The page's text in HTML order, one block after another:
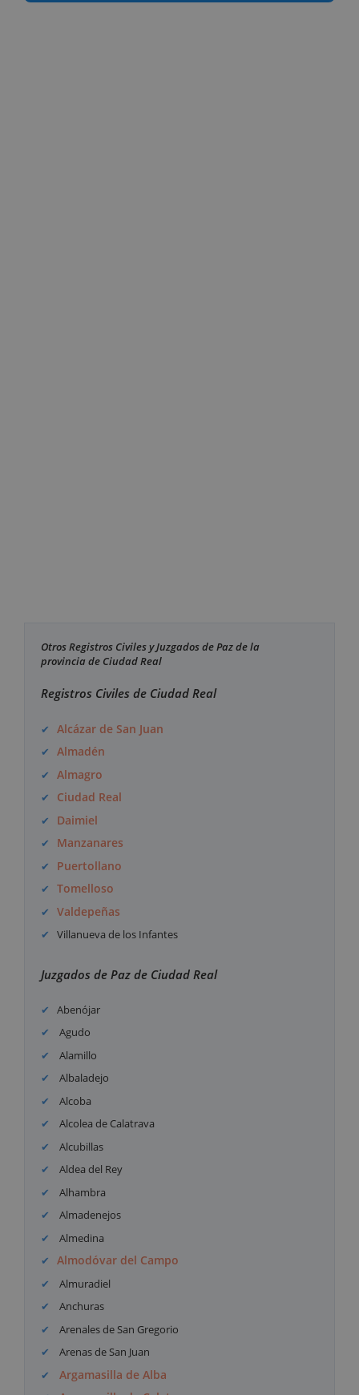
Otros Registros Civiles y Juzgados de Paz de la
provincia de Ciudad Real
Registros Civiles de Ciudad Real
Alcázar de San Juan
Almadén
Almagro
Ciudad Real
Daimiel
Manzanares
Puertollano
Tomelloso
Valdepeñas
Villanueva de los Infantes
Juzgados de Paz de Ciudad Real
Abenójar
Agudo
Alamillo
Albaladejo
Alcoba
Alcolea de Calatrava
Alcubillas
Aldea del Rey
Alhambra
Almadenejos
Almedina
Almodóvar del Campo
Almuradiel
Anchuras
Arenales de San Gregorio
Arenas de San Juan
Argamasilla de Alba